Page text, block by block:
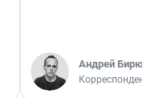
Андрей
Корреспондент